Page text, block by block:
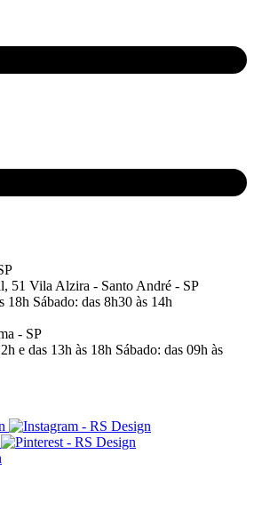
51 Vila Alzira - Santo André - SP
18h Sábado: das 8h30 às 14h
- SP
e das 13h às 18h Sábado: das 09h às